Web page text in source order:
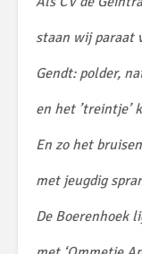
staan wij paraat
Gendt: polder,
en het ’treintje’
En zo het
met jeugdig
De Boerenhoek